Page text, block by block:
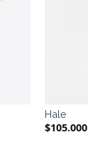
Hale
$105.000